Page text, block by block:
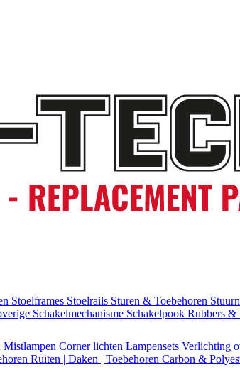
Stoelframes Stoelrails Sturen & Toebehoren
Schakelmechanisme Schakelpook Rubbers &
Mistlampen Corner lichten Lampensets Verlichting
Ruiten | Daken | Toebehoren Carbon &